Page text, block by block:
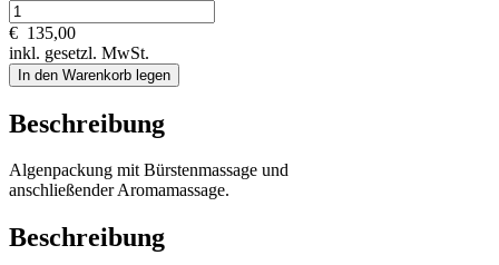
€ 135,00
inkl. gesetzl. MwSt.
In den Warenkorb legen
Beschreibung
Algenpackung mit Bürstenmassage und
anschließender Aromamassage.
Beschreibung